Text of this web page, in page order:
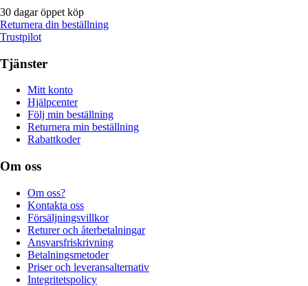
30 dagar öppet köp
Returnera din beställning
Trustpilot
Tjänster
Mitt konto
Hjälpcenter
Följ min beställning
Returnera min beställning
Rabattkoder
Om oss
Om oss?
Kontakta oss
Försäljningsvillkor
Returer och återbetalningar
Ansvarsfriskrivning
Betalningsmetoder
Priser och leveransalternativ
Integritetspolicy